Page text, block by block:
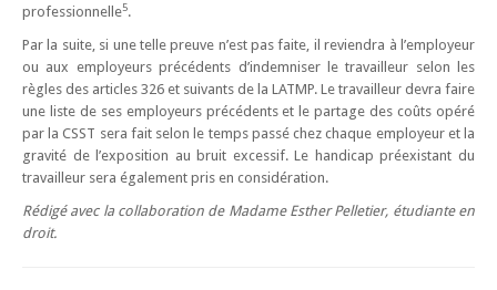
professionnelle5.
Par la suite, si une telle preuve n’est pas faite, il reviendra à l’employeur
ou aux employeurs précédents d’indemniser le travailleur selon les
règles des articles 326 et suivants de la LATMP. Le travailleur devra faire
une liste de ses employeurs précédents et le partage des coûts opéré
par la CSST sera fait selon le temps passé chez chaque employeur et la
gravité de l’exposition au bruit excessif. Le handicap préexistant du
travailleur sera également pris en considération.
Rédigé avec la collaboration de Madame Esther Pelletier, étudiante en
droit.